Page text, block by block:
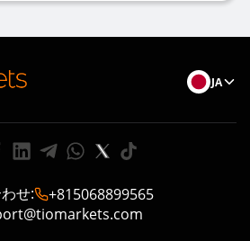
JA
せ:
+815068899565